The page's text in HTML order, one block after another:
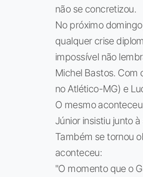
não se concretizou.
No próximo
qualquer crise
impossível não
Michel Bastos. Com
no Atlético-MG) e
O mesmo
Júnior insistiu junto
Também se tornou
aconteceu:
"O momento que o